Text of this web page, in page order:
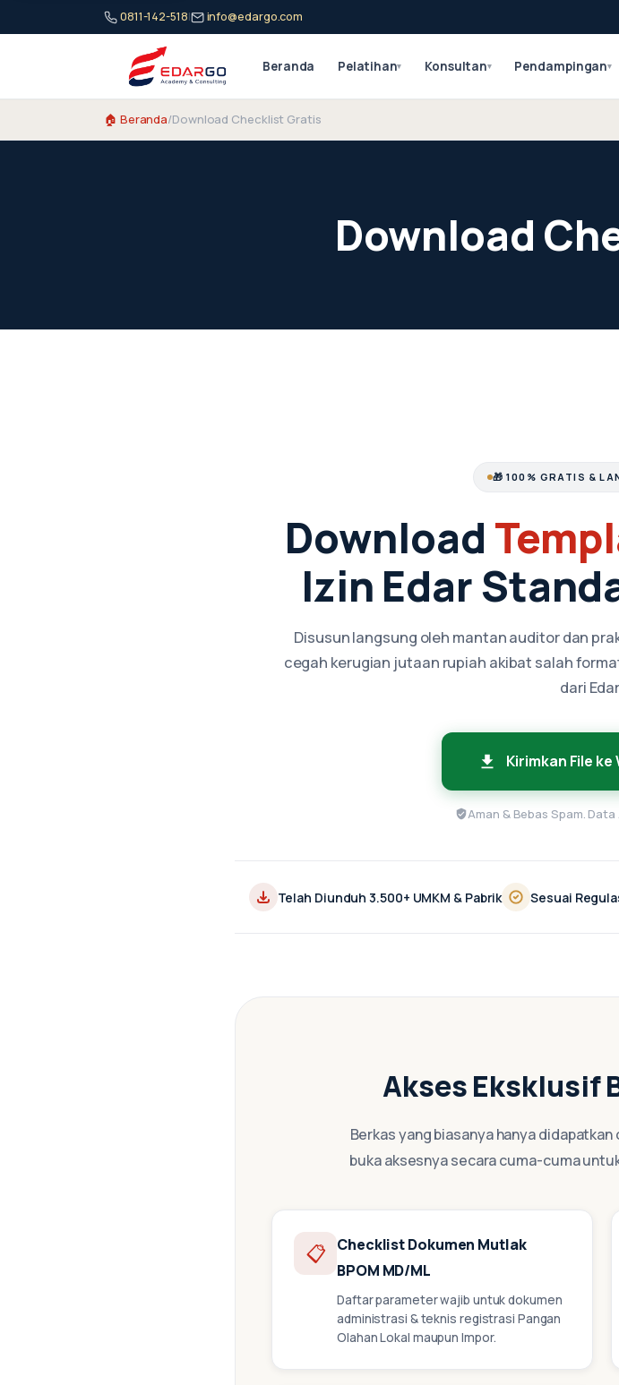
0811-142-518| info@edargo.com
Beranda Pelatihan▾ Konsultan▾ Pendampingan▾
🏠 Beranda/Download Checklist Gratis
Download
🎁 100% GRATIS &
Download
Izin Edar
Disusun langsung oleh mantan auditor dan
cegah kerugian jutaan rupiah akibat salah
dari
Kirimkan File
Aman & Bebas Spam. Data
Telah Diunduh 3.500+ UMKM & Pabrik Sesuai
Akses Eksklusif
Berkas yang biasanya hanya
buka aksesnya secara cuma-cuma
📋
Checklist Dokumen Mutlak
BPOM MD/ML
Daftar parameter wajib untuk dokumen
administrasi & teknis registrasi Pangan
Olahan Lokal maupun Impor.